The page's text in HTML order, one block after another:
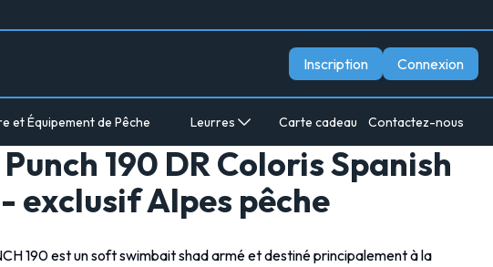
Inscription Connexion
et Équipement de Pêche Leurres Carte cadeau Contactez-nous
190 DR Coloris Spanish
exclusif Alpes pêche
190 est un soft swimbait shad armé et destiné principalement à la